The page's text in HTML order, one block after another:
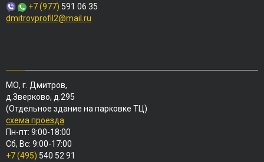
+7 (977) 591 06 35
dmitrovprofil2@mail.ru
МО, г. Дмитров,
д.Зверково, д.295
(Отдельное здание на парковке ТЦ)
схема проезда
Пн-пт: 9:00-18:00
Сб, Вс: 9:00-17:00
+7 (495) 540 52 91